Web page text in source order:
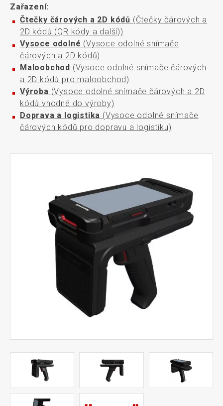
Zařazení:
Čtečky čárových a 2D kódů (Čtečky čárových a
2D kódů (QR kódy a další))
Vysoce odolné (Vysoce odolné snímače
čárových a 2D kódů)
Maloobchod (Vysoce odolné snímače čárových
a 2D kódů pro maloobchod)
Výroba (Vysoce odolné snímače čárových a 2D
kódů vhodné do výroby)
Doprava a logistika (Vysoce odolné snímače
čárových kódů pro dopravu a logistiku)